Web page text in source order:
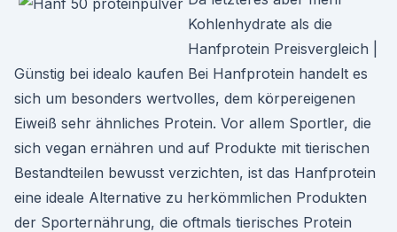
Kohlenhydrate als die
Hanfprotein Preisvergleich |
Günstig bei idealo kaufen Bei Hanfprotein handelt es
sich um besonders wertvolles, dem körpereigenen
Eiweiß sehr ähnliches Protein. Vor allem Sportler, die
sich vegan ernähren und auf Produkte mit tierischen
Bestandteilen bewusst verzichten, ist das Hanfprotein
eine ideale Alternative zu herkömmlichen Produkten
der Sporternährung, die oftmals tierisches Protein